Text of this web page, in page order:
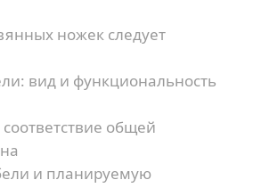
ножек следует
вид и функциональность
соответствие общей
и планируемую